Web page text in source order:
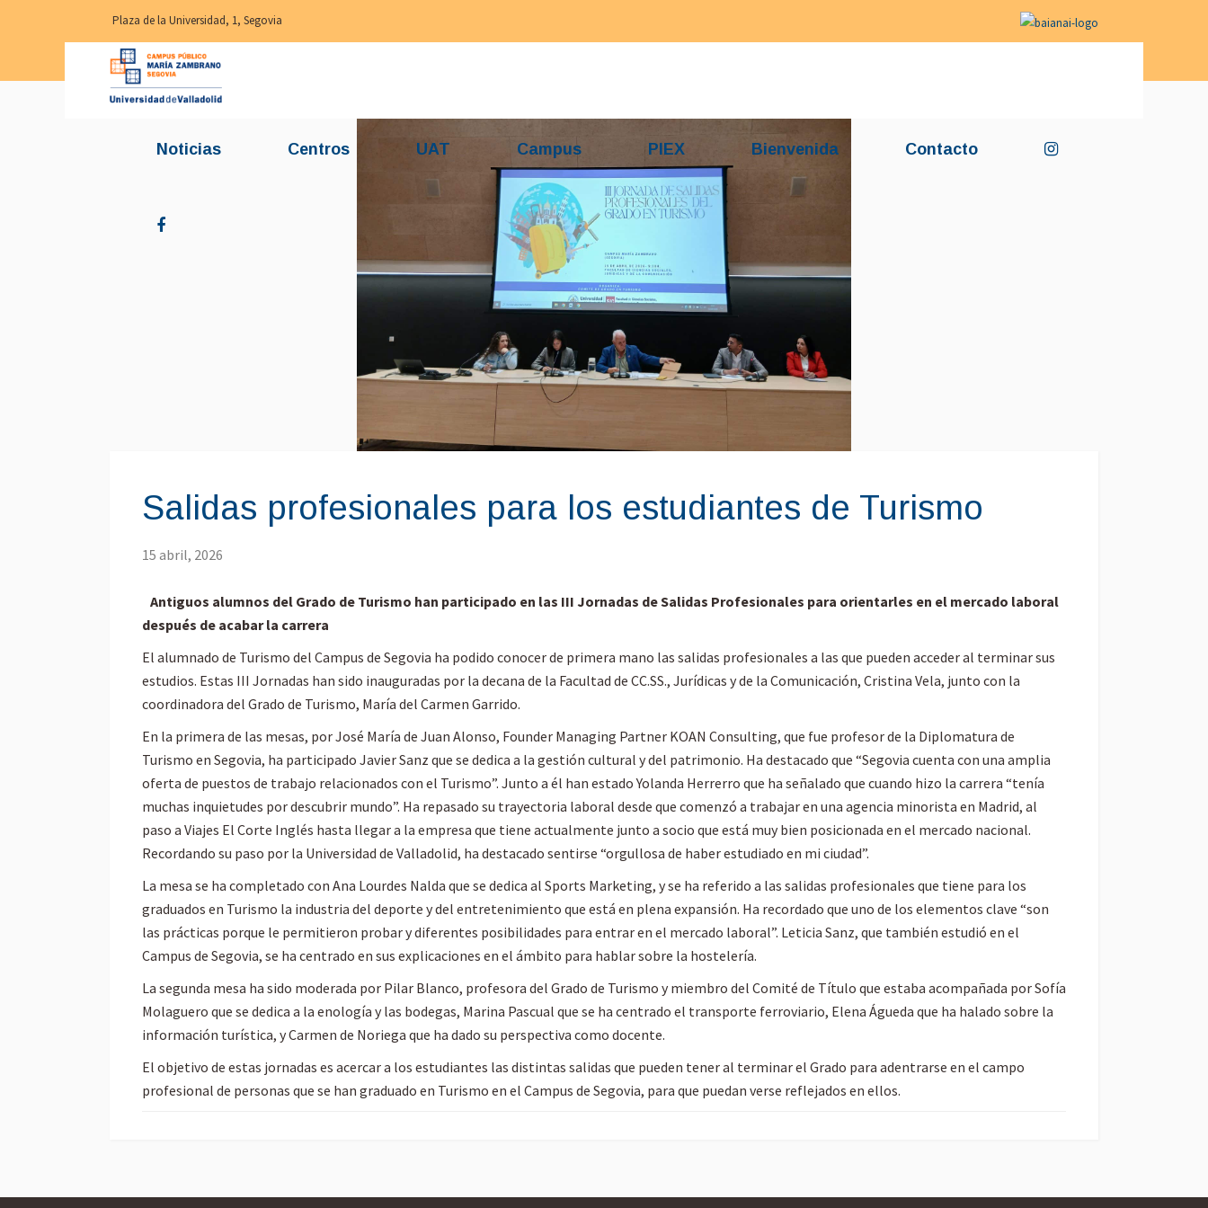
Plaza de la Universidad, 1, Segovia
Noticias Centros UAT Campus PIEX Bienvenida Contacto
Salidas profesionales para los estudiantes de Turismo
15 abril, 2026
Antiguos alumnos del Grado de Turismo han participado en las III Jornadas de Salidas Profesionales para orientarles en el mercado laboral
después de acabar la carrera
El alumnado de Turismo del Campus de Segovia ha podido conocer de primera mano las salidas profesionales a las que pueden acceder al terminar sus
estudios. Estas III Jornadas han sido inauguradas por la decana de la Facultad de CC.SS., Jurídicas y de la Comunicación, Cristina Vela, junto con la
coordinadora del Grado de Turismo, María del Carmen Garrido.
En la primera de las mesas, por José María de Juan Alonso, Founder Managing Partner KOAN Consulting, que fue profesor de la Diplomatura de
Turismo en Segovia, ha participado Javier Sanz que se dedica a la gestión cultural y del patrimonio. Ha destacado que “Segovia cuenta con una amplia
oferta de puestos de trabajo relacionados con el Turismo”. Junto a él han estado Yolanda Herrerro que ha señalado que cuando hizo la carrera “tenía
muchas inquietudes por descubrir mundo”. Ha repasado su trayectoria laboral desde que comenzó a trabajar en una agencia minorista en Madrid, al
paso a Viajes El Corte Inglés hasta llegar a la empresa que tiene actualmente junto a socio que está muy bien posicionada en el mercado nacional.
Recordando su paso por la Universidad de Valladolid, ha destacado sentirse “orgullosa de haber estudiado en mi ciudad”.
La mesa se ha completado con Ana Lourdes Nalda que se dedica al Sports Marketing, y se ha referido a las salidas profesionales que tiene para los
graduados en Turismo la industria del deporte y del entretenimiento que está en plena expansión. Ha recordado que uno de los elementos clave “son
las prácticas porque le permitieron probar y diferentes posibilidades para entrar en el mercado laboral”. Leticia Sanz, que también estudió en el
Campus de Segovia, se ha centrado en sus explicaciones en el ámbito para hablar sobre la hostelería.
La segunda mesa ha sido moderada por Pilar Blanco, profesora del Grado de Turismo y miembro del Comité de Título que estaba acompañada por Sofía
Molaguero que se dedica a la enología y las bodegas, Marina Pascual que se ha centrado el transporte ferroviario, Elena Águeda que ha halado sobre la
información turística, y Carmen de Noriega que ha dado su perspectiva como docente.
El objetivo de estas jornadas es acercar a los estudiantes las distintas salidas que pueden tener al terminar el Grado para adentrarse en el campo
profesional de personas que se han graduado en Turismo en el Campus de Segovia, para que puedan verse reflejados en ellos.